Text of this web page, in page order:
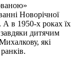
Новорічної
А в 1950-х роках їх
дитячим
які